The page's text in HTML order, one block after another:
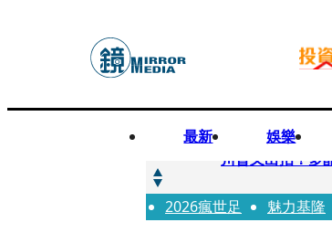
最新 娛樂
快訊
川普又出招！多
快訊
超速肇事停工一
2026瘋世足 魅力基隆